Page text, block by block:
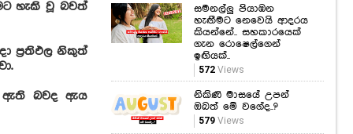
හැකි වූ බවත්
ප්‍රතිඵල නිකුත්
ඇති බවද ඇය
සමනල්ලු පියාඹන
හැඟීමට නෙවෙයි ආදරය
කියන්නේ.. සහකාරයෙක්
ගැන රොෂෙල්ගෙන්
ඉඟියක්..
572 Views
නිකිණි මාසයේ උපන්
ඔබත් මේ වගේද..?
579 Views